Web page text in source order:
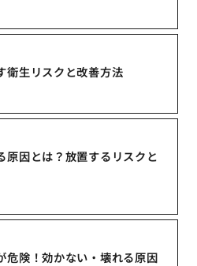
衛生リスクと改善方法
原因とは？放置するリスクと
危険！効かない・壊れる原因